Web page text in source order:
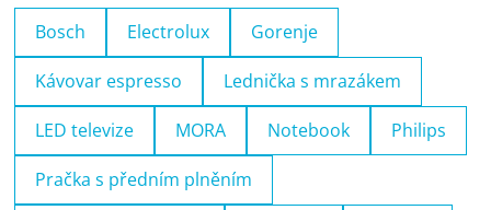
Bosch Electrolux Gorenje
Kávovar espresso Lednička s mrazákem
LED televize MORA Notebook Philips
Pračka s předním plněním